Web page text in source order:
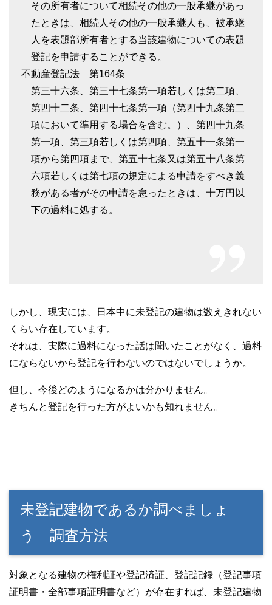
その所有者について相続その他の一般承継があっ
たときは、相続人その他の一般承継人も、被承継
人を表題部所有者とする当該建物についての表題
登記を申請することができる。
不動産登記法 第164条
第三十六条、第三十七条第一項若しくは第二項、
第四十二条、第四十七条第一項（第四十九条第二
項において準用する場合を含む。）、第四十九条
第一項、第三項若しくは第四項、第五十一条第一
項から第四項まで、第五十七条又は第五十八条第
六項若しくは第七項の規定による申請をすべき義
務がある者がその申請を怠ったときは、十万円以
下の過料に処する。
しかし、現実には、日本中に未登記の建物は数えきれない
くらい存在しています。
それは、実際に過料になった話は聞いたことがなく、過料
にならないから登記を行わないのではないでしょうか。
但し、今後どのようになるかは分かりません。
きちんと登記を行った方がよいかも知れません。
未登記建物であるか調べましょ
う 調査方法
対象となる建物の権利証や登記済証、登記記録（登記事項
証明書・全部事項証明書など）が存在すれば、未登記建物